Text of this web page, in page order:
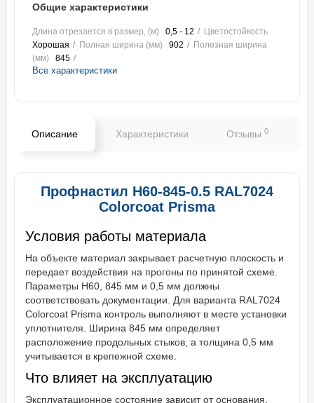
Общие характеристики
Длина отрезается в размер, (м) 0,5 - 12
Цветостойкость
Хорошая
Полная ширина (мм) 902
Полезная ширина
(мм)
845
Все характеристики
Описание Характеристики Отзывы 0
Профнастил Н60-845-0.5 RAL7024
Colorcoat Prisma
Условия работы материала
На объекте материал закрывает расчетную плоскость и
передает воздействия на прогоны по принятой схеме.
Параметры Н60, 845 мм и 0,5 мм должны
соответствовать документации. Для варианта RAL7024
Colorcoat Prisma контроль выполняют в месте установки
уплотнителя. Ширина 845 мм определяет
расположение продольных стыков, а толщина 0,5 мм
учитывается в крепежной схеме.
Что влияет на эксплуатацию
Эксплуатационное состояние зависит от основания,